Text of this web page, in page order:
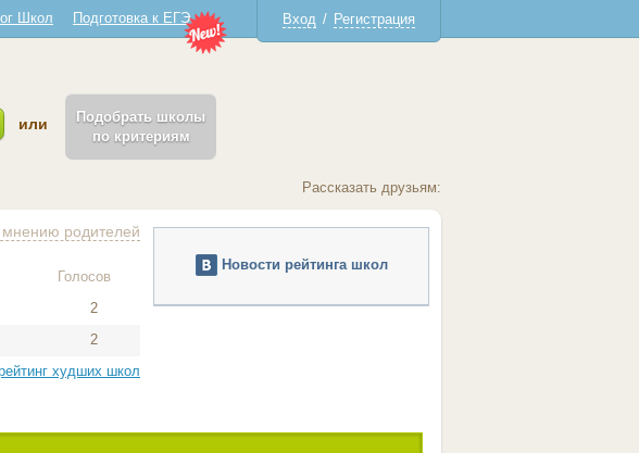
Вход / Регистрация
Школ Подготовка к ЕГЭ
или
Подобрать школы
по критериям
Рассказать друзьям:
родителей
Голосов
2
2
худших школ
Новости рейтинга школ